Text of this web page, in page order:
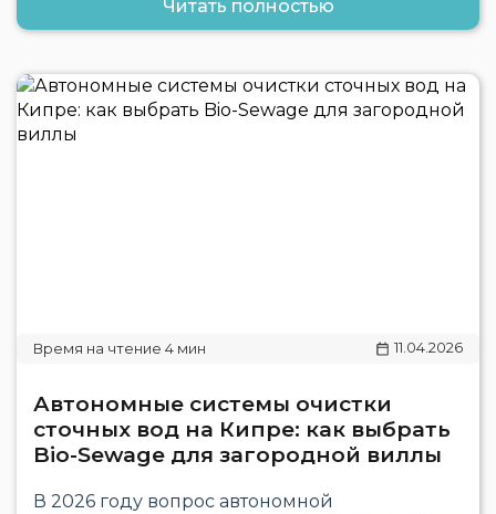
Читать полностью
11.04.2026
Автономные системы очистки
сточных вод на Кипре: как выбрать
Bio-Sewage для загородной виллы
В 2026 году вопрос автономной